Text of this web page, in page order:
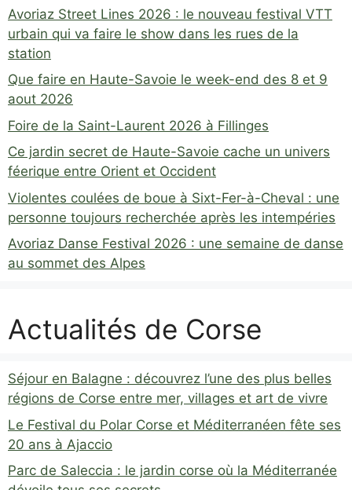
Avoriaz Street Lines 2026 : le nouveau festival VTT
urbain qui va faire le show dans les rues de la
station
Que faire en Haute-Savoie le week-end des 8 et 9
aout 2026
Foire de la Saint-Laurent 2026 à Fillinges
Ce jardin secret de Haute-Savoie cache un univers
féerique entre Orient et Occident
Violentes coulées de boue à Sixt-Fer-à-Cheval : une
personne toujours recherchée après les intempéries
Avoriaz Danse Festival 2026 : une semaine de danse
au sommet des Alpes
Actualités de Corse
Séjour en Balagne : découvrez l’une des plus belles
régions de Corse entre mer, villages et art de vivre
Le Festival du Polar Corse et Méditerranéen fête ses
20 ans à Ajaccio
Parc de Saleccia : le jardin corse où la Méditerranée